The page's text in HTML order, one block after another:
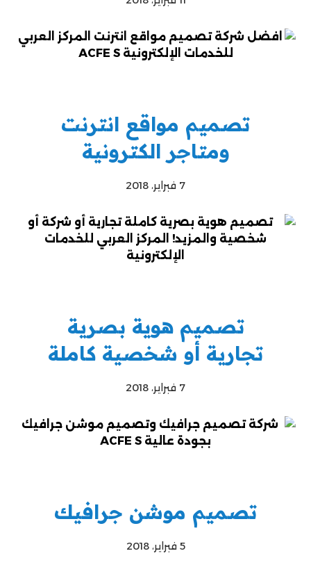
تصميم مواقع انترنت
ومتاجر الكترونية
7 فبراير، 2018
تصميم هوية بصرية
تجارية أو شخصية كاملة
7 فبراير، 2018
تصميم موشن جرافيك
5 فبراير، 2018